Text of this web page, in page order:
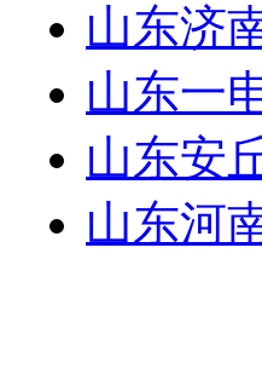
山东济
山东一
山东安
山东河